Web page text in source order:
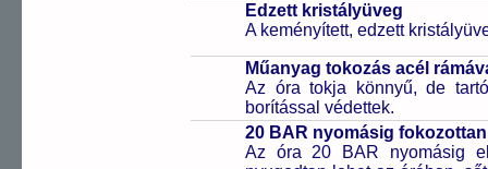
Edzett kristályüveg
A keményített, edzett
Műanyag tokozás acél
Az óra tokja könnyű, de
borítással védettek.
20 BAR nyomásig
Az óra 20 BAR nyomásig